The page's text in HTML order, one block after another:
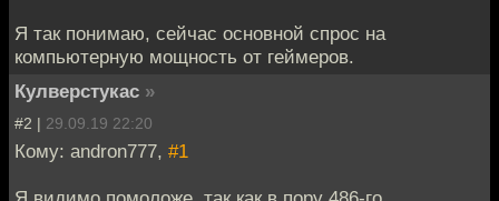
Я так понимаю, сейчас основной спрос на
компьютерную мощность от геймеров.
Кулверстукас »
#2 | 29.09.19 22:20
Кому: andron777, #1